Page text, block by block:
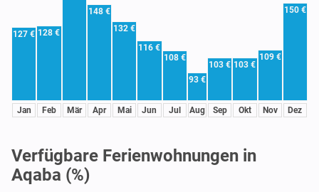
127 €
Jan
128 €
Feb Mär
148 €
Apr
132 €
Mai
116 €
Jun
108 €
Jul
93 €
Aug
103 €
Sep
103 €
Okt
109 €
Nov
150 €
Dez
Verfügbare Ferienwohnungen in
Aqaba (%)